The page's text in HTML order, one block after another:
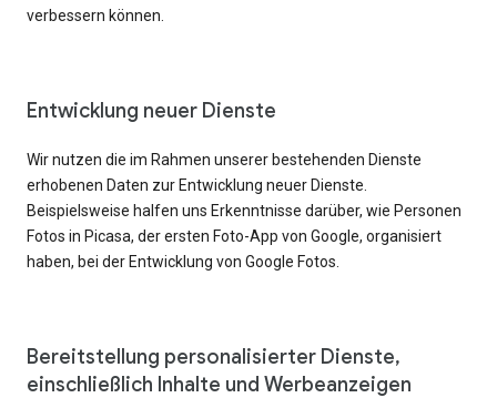
verbessern können.
Entwicklung neuer Dienste
Wir nutzen die im Rahmen unserer bestehenden Dienste
erhobenen Daten zur Entwicklung neuer Dienste.
Beispielsweise halfen uns Erkenntnisse darüber, wie Personen
Fotos in Picasa, der ersten Foto-App von Google, organisiert
haben, bei der Entwicklung von Google Fotos.
Bereitstellung personalisierter Dienste,
einschließlich Inhalte und Werbeanzeigen